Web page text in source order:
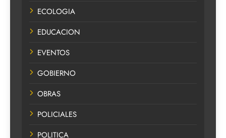
ECOLOGIA
EDUCACION
EVENTOS
GOBIERNO
OBRAS
POLICIALES
POLITICA